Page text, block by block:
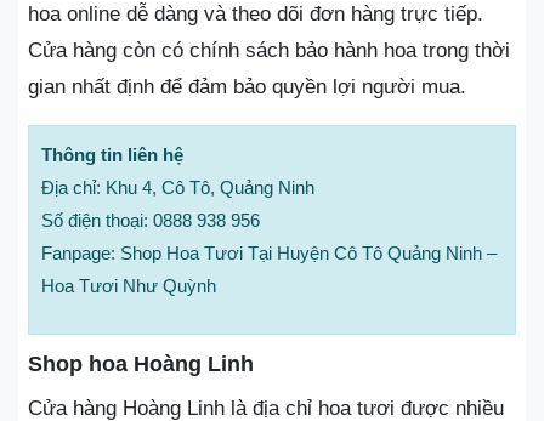
hoa online dễ dàng và theo dõi đơn hàng trực tiếp.
Cửa hàng còn có chính sách bảo hành hoa trong thời
gian nhất định để đảm bảo quyền lợi người mua.
Thông tin liên hệ
Địa chỉ: Khu 4, Cô Tô, Quảng Ninh
Số điện thoại: 0888 938 956
Fanpage: Shop Hoa Tươi Tại Huyện Cô Tô Quảng Ninh –
Hoa Tươi Như Quỳnh
Shop hoa Hoàng Linh
Cửa hàng Hoàng Linh là địa chỉ hoa tươi được nhiều